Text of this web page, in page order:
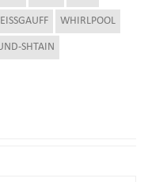
WHIRLPOOL
SHTAIN